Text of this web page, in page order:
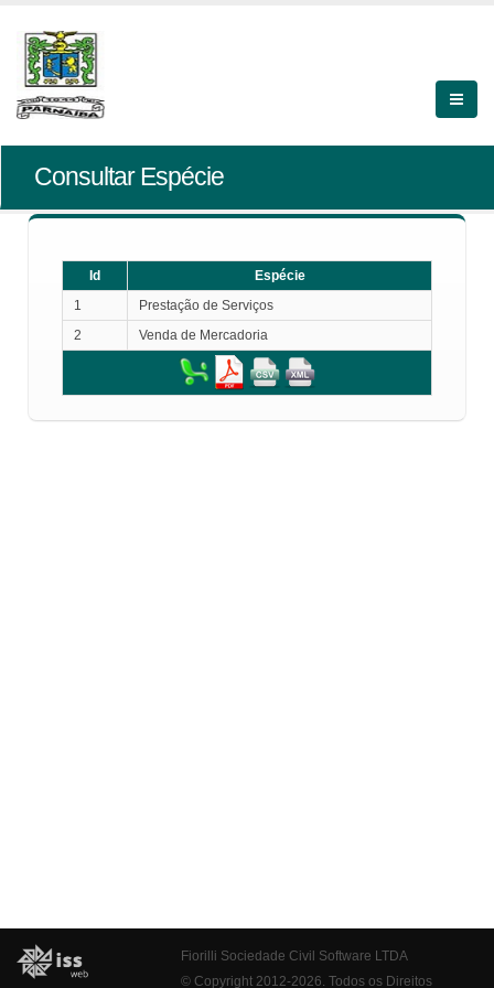
Consultar Espécie
Id
Espécie
1
Prestação de Serviços
2
Venda de Mercadoria
Fiorilli Sociedade Civil Software LTDA
© Copyright 2012-2026. Todos os Direitos